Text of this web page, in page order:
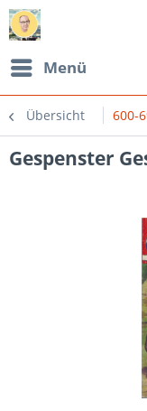
Menü
Übersicht 600-
Gespenster